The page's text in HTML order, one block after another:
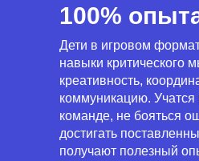
100%
Дети в игровом
навыки критического
креативность,
коммуникацию. Учатся
команде, не бояться
достигать
получают полезный